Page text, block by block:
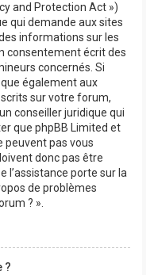
and Protection Act »)
qui demande aux sites
informations sur les
consentement écrit des
concernés. Si
également aux
sur votre forum,
conseiller juridique qui
que phpBB Limited et
peuvent pas vous
donc pas être
l’assistance porte sur la
de problèmes
? ».
?